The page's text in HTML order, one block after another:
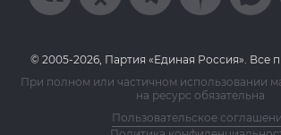
© 2005-2026, Партия «Единая Россия». Все
При полном или частичном использовании
на ресурс обязательна
Пользовательское